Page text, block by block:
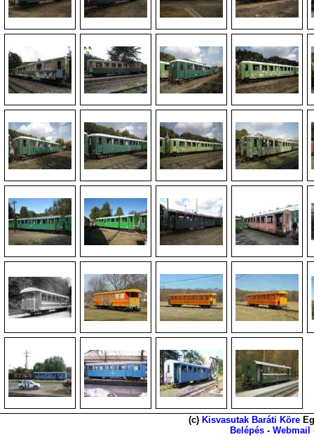
(c) Kisvasutak Baráti Köre
Belépés - Webmail